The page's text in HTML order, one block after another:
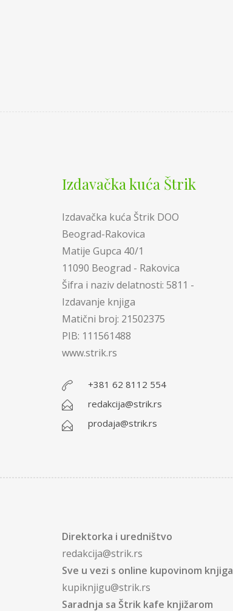
Izdavačka kuća Štrik
Izdavačka kuća Štrik DOO
Beograd-Rakovica
Matije Gupca 40/1
11090 Beograd - Rakovica
Šifra i naziv delatnosti: 5811 -
Izdavanje knjiga
Matični broj: 21502375
PIB: 111561488
www.strik.rs
+381 62 8112 554
redakcija@strik.rs
prodaja@strik.rs
Direktorka i uredništvo
redakcija@strik.rs
Sve u vezi s online kupovinom knjiga
kupiknjigu@strik.rs
Saradnja sa Štrik kafe knjižarom